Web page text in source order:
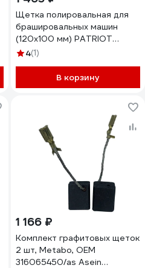
Щетка полировальная для
брашировальных машин
(120х100 мм) PATRIOT
823010001
4(1)
В корзину
1 166 ₽
Комплект графитовых щеток
2 шт, Metabo, OEM
316065450/as Asein